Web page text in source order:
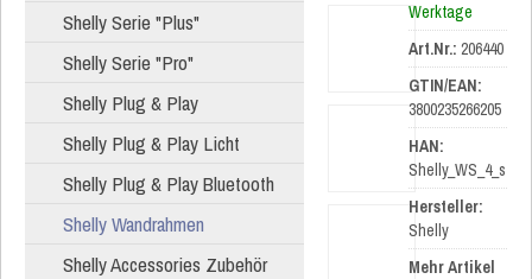
Shelly Serie "Plus"
Shelly Serie "Pro"
Shelly Plug & Play
Shelly Plug & Play Licht
Shelly Plug & Play Bluetooth
Shelly Wandrahmen
Shelly Accessories Zubehör
Werktage
Art.Nr.: 206440
GTIN/EAN:
3800235266205
HAN:
Shelly_WS_4_s
Hersteller:
Shelly
Mehr Artikel